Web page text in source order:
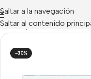
Saltar a la navegación
Saltar al contenido
/ Accesorios
-30%